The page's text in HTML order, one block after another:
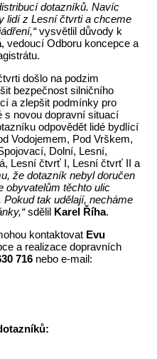
dotazníků. Navíc
lidí z Lesní čtvrti a chceme
vysvětlil důvody k
, vedoucí Odboru koncepce a
došlo na podzim
bezpečnost silničního
a zlepšit podmínky pro
s novou dopravní situací
odpovědět lidé bydlící
Vodojemem, Pod Vrškem,
Dolní, Lesní,
Lesní čtvrť I, Lesní čtvrť II a
že dotazník nebyl doručen
obyvatelům těchto ulic
tak udělají, necháme
sdělil Karel Říha.
kontaktovat Evu
a realizace dopravních
716 nebo e-mail: